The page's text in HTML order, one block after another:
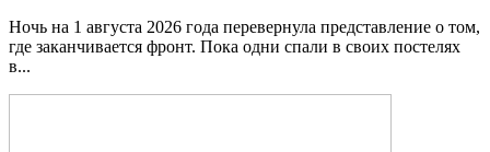
Ночь на 1 августа 2026 года перевернула представление о том,
где заканчивается фронт. Пока одни спали в своих постелях
в...